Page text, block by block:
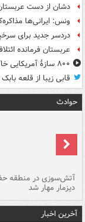
دشان از دست
ونس: ایرانی‌ها
دردسر جدید برای
عربستان فرمانده
۸۰۰ سازۀ آمریکایی خاکستر شد
قابی زیبا از قلعه
حوادث
آتش‌سوزی در منطقه
دیزمار مهار شد
آخرین اخبار